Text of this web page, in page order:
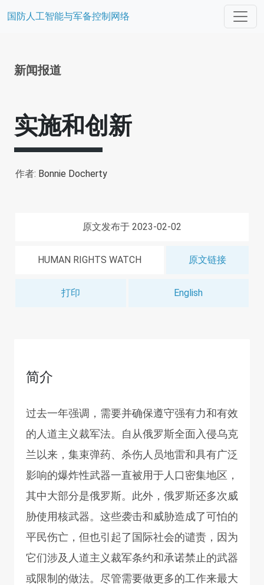
国防人工智能与军备控制网络
新闻报道
实施和创新
作者: Bonnie Docherty
原文发布于 2023-02-02
HUMAN RIGHTS WATCH 原文链接
打印 English
简介
过去一年强调，需要并确保遵守强有力和有效
的人道主义裁军法。自从俄罗斯全面入侵乌克
兰以来，集束弹药、杀伤人员地雷和具有广泛
影响的爆炸性武器一直被用于人口密集地区，
其中大部分是俄罗斯。此外，俄罗斯还多次威
胁使用核武器。这些袭击和威胁造成了可怕的
平民伤亡，但也引起了国际社会的谴责，因为
它们涉及人道主义裁军条约和承诺禁止的武器
或限制的做法。尽管需要做更多的工作来最大